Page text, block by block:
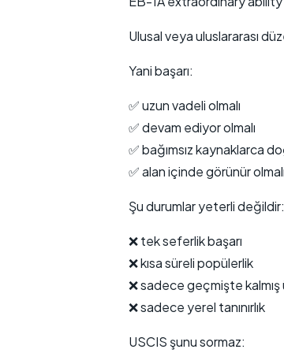
Ulusal veya uluslararası
Yani başarı:
✅ uzun vadeli olmalı
✅ devam ediyor olmalı
✅ bağımsız kaynaklarca
✅ alan içinde görünür olmalı
Şu durumlar yeterli değildir:
❌ tek seferlik başarı
❌ kısa süreli popülerlik
❌ sadece geçmişte kalmış
❌ sadece yerel tanınırlık
USCIS şunu sormaz: